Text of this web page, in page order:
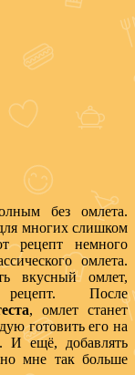
без омлета.
многих слишком
рецепт немного
омлета.
вкусный омлет,
После
, омлет станет
готовить его на
И ещё, добавлять
мне так больше